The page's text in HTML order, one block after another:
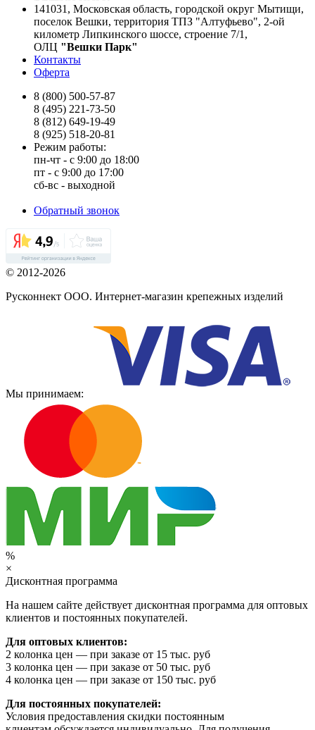
141031, Московская область, городской округ Мытищи,
поселок Вешки, территория ТПЗ "Алтуфьево", 2-ой
километр Липкинского шоссе, строение 7/1,
ОЛЦ "Вешки Парк"
Контакты
Оферта
8 (800) 500-57-87
8 (495) 221-73-50
8 (812) 649-19-49
8 (925) 518-20-81
Режим работы:
пн-чт - с 9:00 до 18:00
пт - с 9:00 до 17:00
сб-вс - выходной
Обратный звонок
© 2012-2026
Русконнект ООО. Интернет-магазин крепежных изделий
Мы принимаем:
%
×
Дисконтная программа
На нашем сайте действует дисконтная программа для оптовых
клиентов и постоянных покупателей.
Для оптовых клиентов:
2 колонка цен — при заказе от 15 тыс. руб
3 колонка цен — при заказе от 50 тыс. руб
4 колонка цен — при заказе от 150 тыс. руб
Для постоянных покупателей:
Условия предоставления скидки постоянным